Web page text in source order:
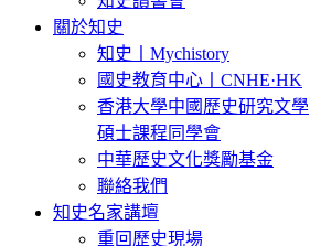
關於知史
知史丨Mychistory
國史教育中心丨CNHE·HK
香港大學中國歷史研究文學
碩士課程同學會
中華歷史文化獎勵基金
聯絡我們
知史名家講壇
重回歷史現場